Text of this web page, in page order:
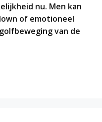
nu. Men kan
of emotioneel
van de